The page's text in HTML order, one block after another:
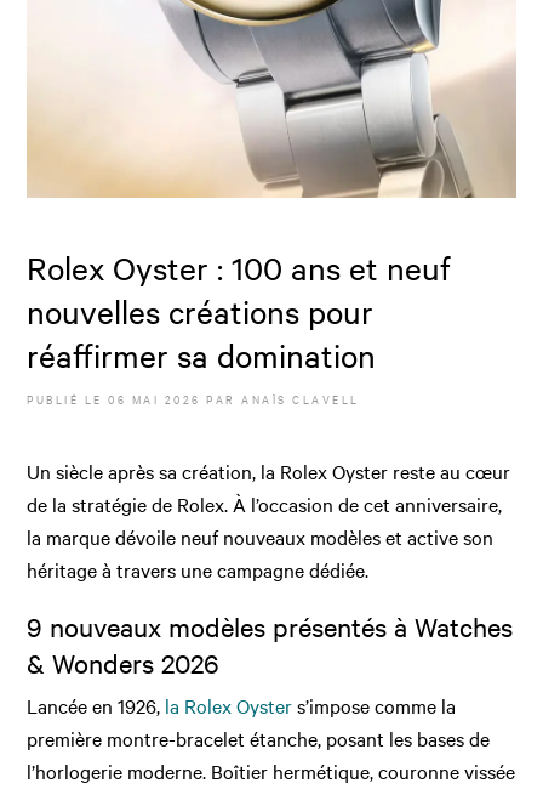
Rolex Oyster : 100 ans et neuf
nouvelles créations pour
réaffirmer sa domination
PUBLIÉ LE06 MAI 2026 PARANAÏS CLAVELL
Un siècle après sa création, la Rolex Oyster reste au cœur
de la stratégie de Rolex. À l’occasion de cet anniversaire,
la marque dévoile neuf nouveaux modèles et active son
héritage à travers une campagne dédiée.
9 nouveaux modèles présentés à Watches
& Wonders 2026
Lancée en 1926, la Rolex Oysters’impose comme la
première montre-bracelet étanche, posant les bases de
l’horlogerie moderne. Boîtier hermétique, couronne vissée